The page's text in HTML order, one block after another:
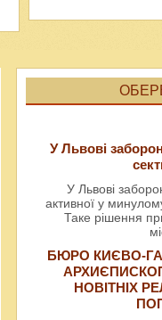
У Львові
У Львові
активної у минулому
Таке рішення
БЮРО КИЄВО-
НОВІТНІХ